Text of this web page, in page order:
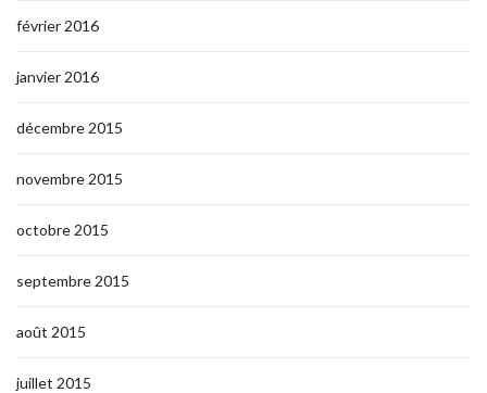
février 2016
janvier 2016
décembre 2015
novembre 2015
octobre 2015
septembre 2015
août 2015
juillet 2015